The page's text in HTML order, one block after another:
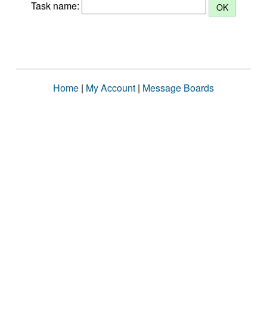
Task name:
Home | My Account | Message Boards